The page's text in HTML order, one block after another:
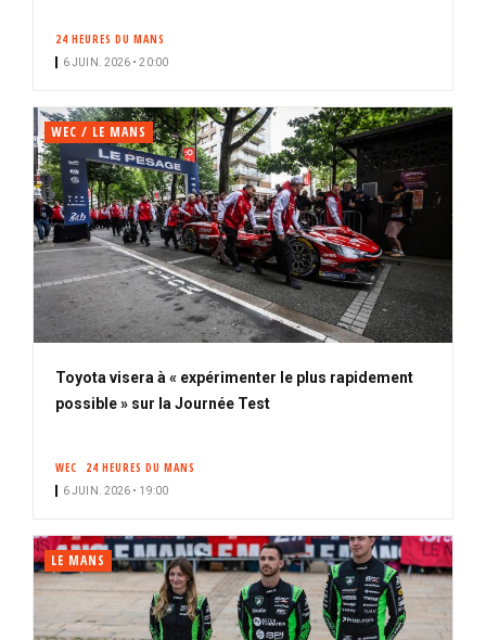
24 HEURES DU MANS
6 JUIN. 2026 • 20:00
WEC / LE MANS
Toyota visera à « expérimenter le plus rapidement
possible » sur la Journée Test
WEC 24 HEURES DU MANS
6 JUIN. 2026 • 19:00
LE MANS